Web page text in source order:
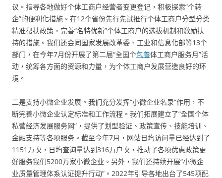
议。指导各地做好个体工商户经营者变更登记，积极探索“个转
企”的便利化措施。在12个省份先行先试推行个体工商户分型分类
精准帮扶政策，完善“名特优新”个体工商户的选拔机制和激励扶
持的措施。我们还会同国家发展改革委、工业和信息化部等13个
部门，在今年7月份开展了第二届“全国个包養体工商户服务月”活
动，统筹各方面的资源和力量，为个体工商户发展营造良好的环
境。
二是支持小微企业发展。我们充分发挥“小微企业名录”作用，不
断完善小微企业认定标准和工作流程。我们拓展建立了“全国个体
私营经济发展服务网”，提供了划型验证、政策宣传、技能培训、
金融支持等各项服务。截至今年7月，网站日均访问量已经达到了
1151万次，日均查询量达到316万户次，推动了各项优惠政策更
好服务我们5200万家小微企业。另外，我们还持续开展“小微企
业质量管理体系认证提升行动”。2022年引导各地出台了545项配